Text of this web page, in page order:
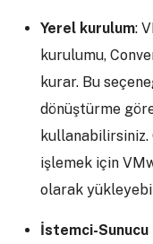
Yerel kurulum:
kurulumu,
kurar. Bu
dönüştürme
kullanabilirsiniz.
işlemek için
olarak
İstemci-